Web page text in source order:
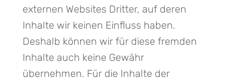
externen Websites Dritter, auf deren
Inhalte wir keinen Einfluss haben.
Deshalb können wir für diese fremden
Inhalte auch keine Gewähr
übernehmen. Für die Inhalte der